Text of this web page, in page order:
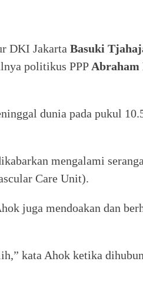
DKI Jakarta Basuki
politikus PPP Abraham
dunia pada pukul
mengalami
Care Unit).
juga mendoakan dan
kata Ahok ketika